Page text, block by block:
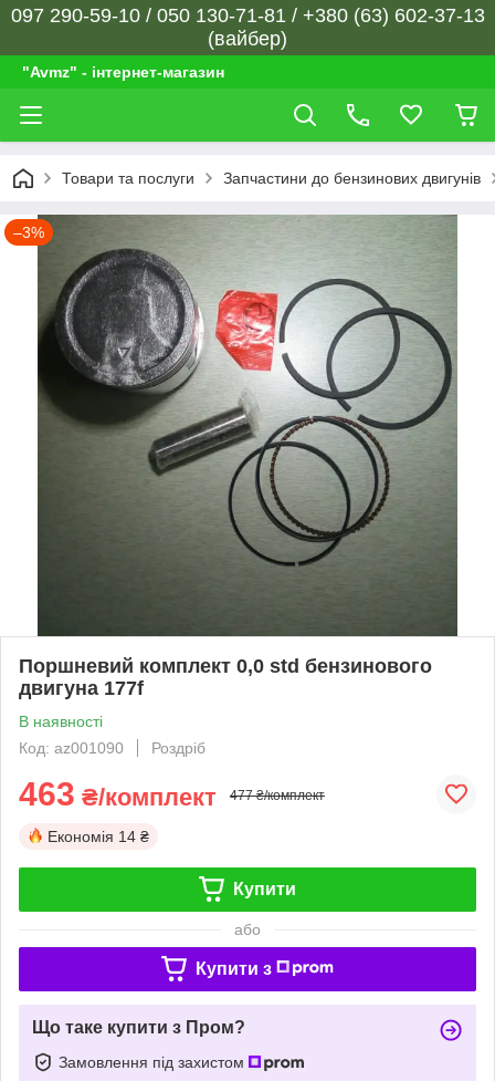
097 290-59-10 / 050 130-71-81 / +380 (63) 602-37-13
(вайбер)
"Avmz" - інтернет-магазин
Товари та послуги Запчастини до бензинових двигунів
–3%
Поршневий комплект 0,0 std бензинового
двигуна 177f
В наявності
Код: az001090
Роздріб
463 ₴/комплект 477 ₴/комплект
Економія 14 ₴
Купити
або
Купити з
Що таке купити з Пром?
Замовлення під захистом